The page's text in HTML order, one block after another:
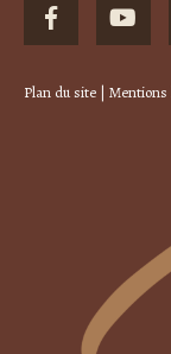
Plan du site | Mentions